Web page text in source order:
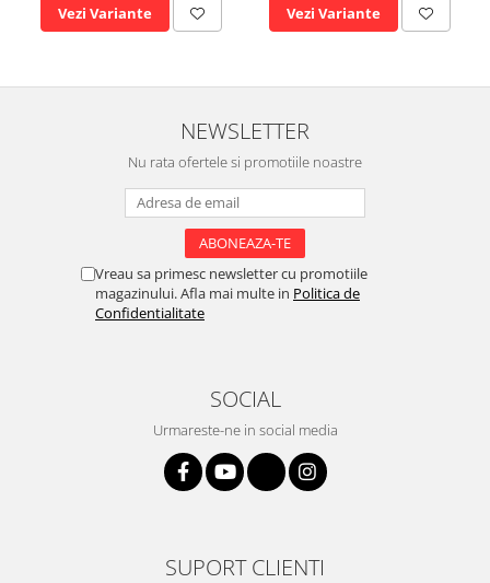
Vezi Variante Vezi Variante
NEWSLETTER
Nu rata ofertele si promotiile noastre
Vreau sa primesc newsletter cu promotiile
magazinului. Afla mai multe in Politica de
Confidentialitate
SOCIAL
Urmareste-ne in social media
SUPORT CLIENTI